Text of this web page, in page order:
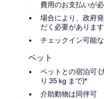
費用のお支払いが
場合により、政府
だく必要があります
チェックイン可能
ペット
ペットとの宿泊可 (
り 35 kg まで)*
介助動物は同伴可